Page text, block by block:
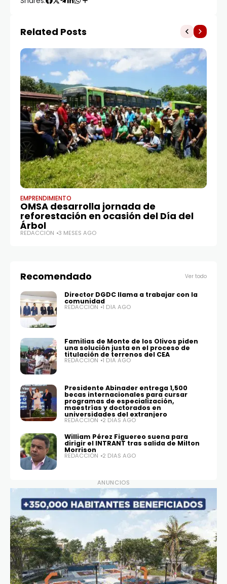
Related Posts
EMPRENDIMIENTO
OMSA desarrolla jornada de
reforestación en ocasión del Día del
Árbol
REDACCIÓN 3 MESES AGO
Recomendado Ver todo
Director DGDC llama a trabajar con la
comunidad
REDACCIÓN 1 DÍA AGO
Familias de Monte de los Olivos piden
una solución justa en el proceso de
titulación de terrenos del CEA
REDACCIÓN 1 DÍA AGO
Presidente Abinader entrega 1,500
becas internacionales para cursar
programas de especialización,
maestrías y doctorados en
universidades del extranjero
REDACCIÓN 2 DÍAS AGO
William Pérez Figuereo suena para
dirigir el INTRANT tras salida de Milton
Morrison
REDACCIÓN 2 DÍAS AGO
ANUNCIOS